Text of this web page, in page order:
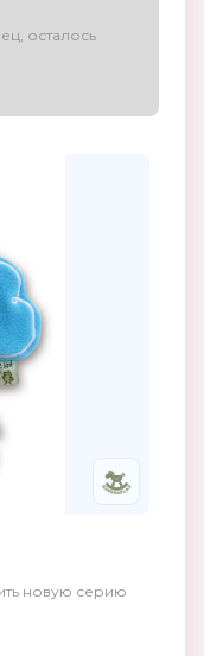
осталось
новую серию